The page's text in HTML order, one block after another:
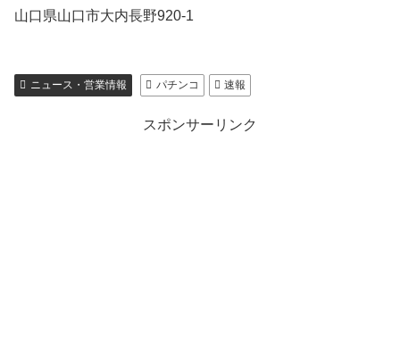
山口県山口市大内長野920-1
ニュース・営業情報 パチンコ 速報
スポンサーリンク